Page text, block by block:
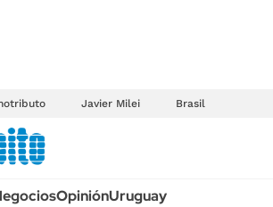
Javier Milei Brasil
OpiniónUruguay